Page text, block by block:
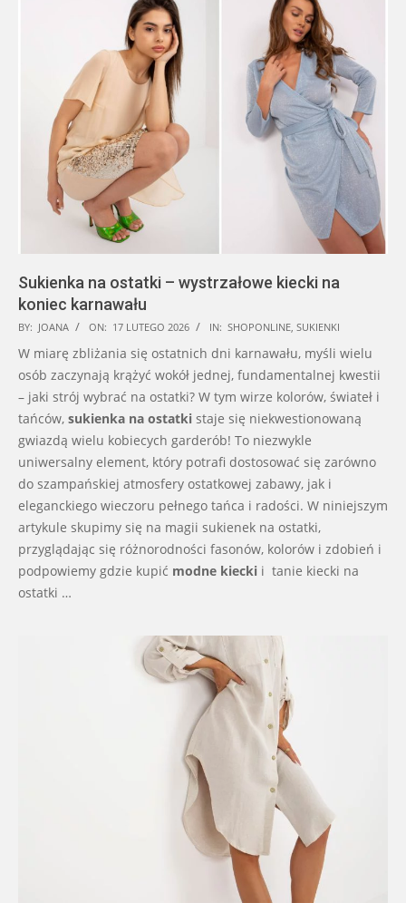
Sukienka na ostatki – wystrzałowe kiecki na
koniec karnawału
2026-
02-
BY: JOANA ON: 17 LUTEGO 2026 IN: SHOPONLINE SUKIENKI
W miarę zbliżania się ostatnich dni karnawału, myśli wielu
osób zaczynają krążyć wokół jednej, fundamentalnej kwestii
– jaki strój wybrać na ostatki? W tym wirze kolorów, świateł i
tańców, sukienka na ostatki staje się niekwestionowaną
gwiazdą wielu kobiecych garderób! To niezwykle
uniwersalny element, który potrafi dostosować się zarówno
do szampańskiej atmosfery ostatkowej zabawy, jak i
eleganckiego wieczoru pełnego tańca i radości. W niniejszym
artykule skupimy się na magii sukienek na ostatki,
przyglądając się różnorodności fasonów, kolorów i zdobień i
podpowiemy gdzie kupić modne kiecki i tanie kiecki na
ostatki …